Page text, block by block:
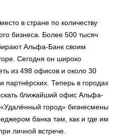
в стране по количеству
бизнеса. Более 500 тысяч
Альфа-Банк своим
Сегодня он широко
из 498 офисов и около 30
партнёрских. Теперь в городах
ближайший офис Альфа-
город» бизнесмены
банка там, как и где им
личной встрече.